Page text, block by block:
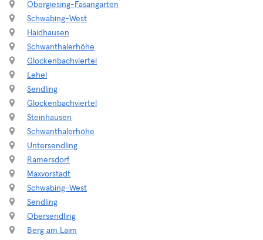
Obergiesing-Fasangarten
Schwabing-West
Haidhausen
Schwanthalerhöhe
Glockenbachviertel
Lehel
Sendling
Glockenbachviertel
Steinhausen
Schwanthalerhöhe
Untersendling
Ramersdorf
Maxvorstadt
Schwabing-West
Sendling
Obersendling
Berg am Laim